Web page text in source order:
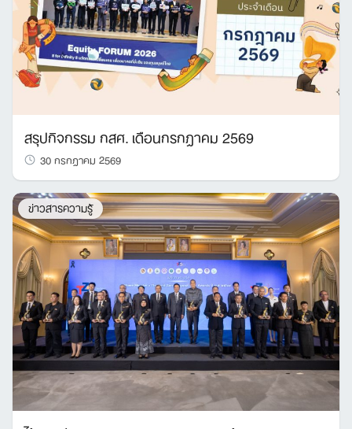
สรุปกิจกรรม กสศ. เดือนกรกฎาคม 2569
30 กรกฎาคม 2569
ข่าวสารความรู้